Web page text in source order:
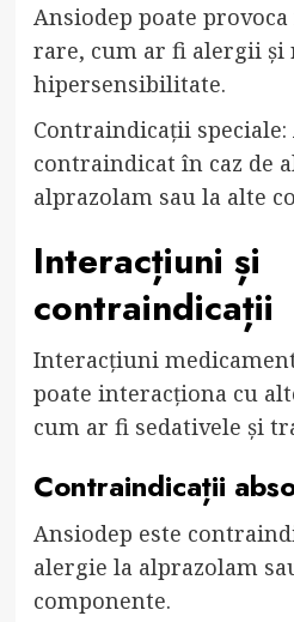
Ansiodep poate
rare, cum ar fi alergii și
hipersensibilitate.
Contraindicații speciale:
contraindicat în caz de
alprazolam sau la alte
Interacțiuni și
contraindicații
Interacțiuni
poate interacționa cu
cum ar fi sedativele și
Contraindicații
Ansiodep este
alergie la alprazolam
componente.